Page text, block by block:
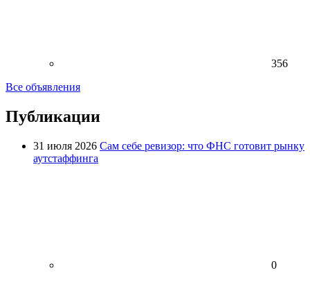
356
Все объявления
Публикации
31 июля 2026 Сам себе ревизор: что ФНС готовит рынку
аутстаффинга
0